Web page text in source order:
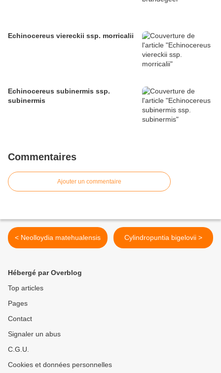
Echinocereus viereckii ssp. morricalii
Echinocereus subinermis ssp.
subinermis
Commentaires
Ajouter un commentaire
< Neolloydia matehualensis Cylindropuntia bigelovii >
Hébergé par Overblog
Top articles
Pages
Contact
Signaler un abus
C.G.U.
Cookies et données personnelles